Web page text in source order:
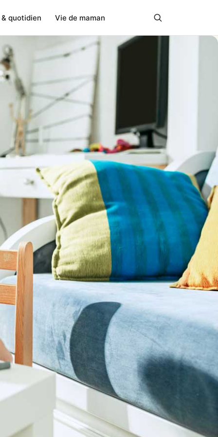
quotidien Vie de maman